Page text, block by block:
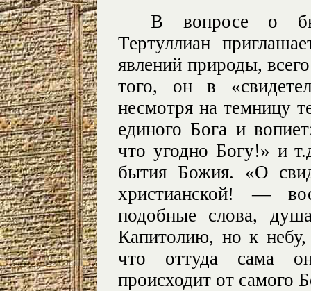
В вопросе о
Тертуллиан
явлений природы,
того, он в
несмотря на темницу
единого Бога и
что угодно Богу!» и
бытия Божия. «О
христианской! —
подобные слова,
Капитолию, но к
что оттуда сама
происходит от самого